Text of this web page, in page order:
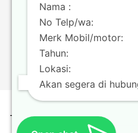
TERMS &
Nama :
No Telp/wa:
Merk Mobil/motor:
Tahun:
Lokasi:
Akan segera di